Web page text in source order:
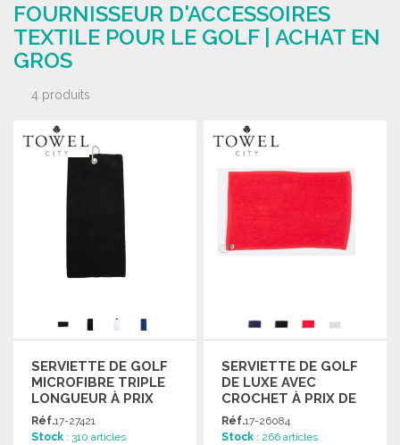
FOURNISSEUR D'ACCESSOIRES
TEXTILE POUR LE GOLF | ACHAT EN
GROS
4 produits
SERVIETTE DE GOLF
MICROFIBRE TRIPLE
LONGUEUR À PRIX
GROSSISTE
Réf.17-27421
Stock : 310 articles
SERVIETTE DE GOLF
DE LUXE AVEC
CROCHET À PRIX DE
GROS
Réf.17-26084
Stock : 266 articles